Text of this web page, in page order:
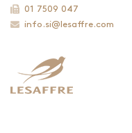
01 7509 047
info.si@lesaffre.com